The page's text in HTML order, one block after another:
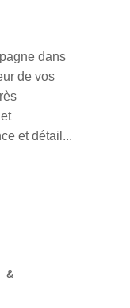
dans
de vos
et détail...
&